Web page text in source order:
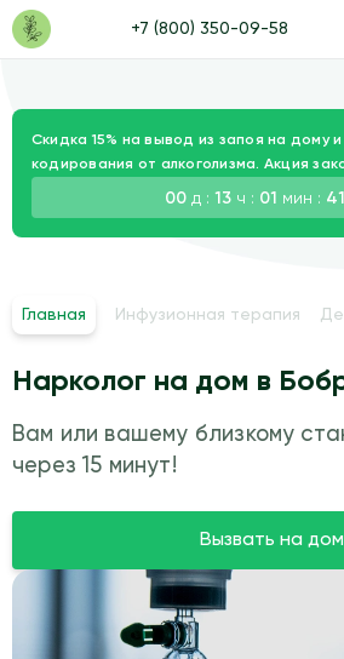
+7 (800) 350-09-58
Скидка 15% на вывод из запоя на дому
кодирования от алкоголизма. Акция
00д : 13ч : 01 мин : 39
Главная Инфузионная терапия
Нарколог на дом в
Вам или вашему близкому
через 15 минут!
Вызвать на дом